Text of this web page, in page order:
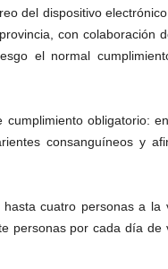
del dispositivo
con colaboración
el normal
obligatorio:
consanguíneos y
cuatro personas a
personas por cada día de